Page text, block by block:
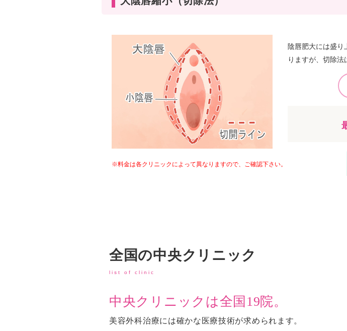
※料金は各クリニックによって異なりますので、ご確認下さい。
陰唇肥大には盛り
りますが、切除法
全国の中央クリニック
list of clinic
中央クリニックは全国19院。
美容外科治療には確かな医療技術が求められます。